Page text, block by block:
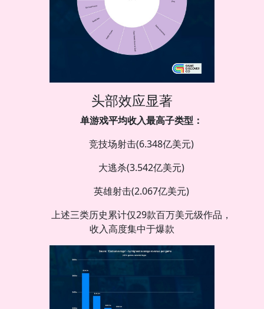
头部效应显著
单游戏平均收入最高子类型：
竞技场射击(6.348亿美元)
大逃杀(3.542亿美元)
英雄射击(2.067亿美元)
上述三类历史累计仅29款百万美元级作品，
收入高度集中于爆款